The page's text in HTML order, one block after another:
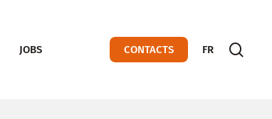
JOBS CONTACTS FR